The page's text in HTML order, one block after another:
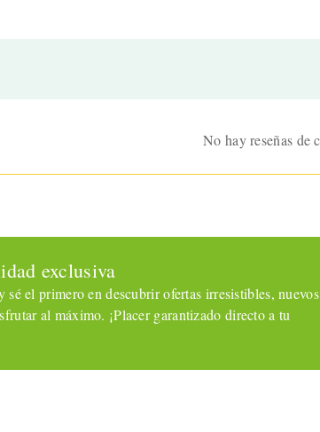
No hay reseñas de
exclusiva
sé el primero en descubrir ofertas irresistibles, nuevos
al máximo. ¡Placer garantizado directo a tu